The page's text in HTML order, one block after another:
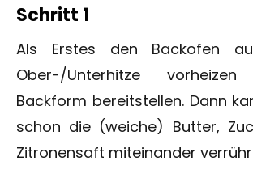
Schritt 1
Als Erstes den Backofen
Ober-/Unterhitze
Backform bereitstellen. Dann
schon die (weiche) Butter,
Zitronensaft miteinander